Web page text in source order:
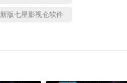
新版七星影视仓软件